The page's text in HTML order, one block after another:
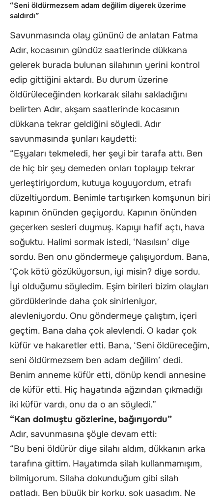
“Seni öldürmezsem adam değilim diyerek üzerime
saldırdı”
Savunmasında olay gününü de anlatan Fatma
Adır, kocasının gündüz saatlerinde dükkana
gelerek burada bulunan silahının yerini kontrol
edip gittiğini aktardı. Bu durum üzerine
öldürüleceğinden korkarak silahı sakladığını
belirten Adır, akşam saatlerinde kocasının
dükkana tekrar geldiğini söyledi. Adır
savunmasında şunları kaydetti:
“Eşyaları tekmeledi, her şeyi bir tarafa attı. Ben
de hiç bir şey demeden onları toplayıp tekrar
yerleştiriyordum, kutuya koyuyordum, etrafı
düzeltiyordum. Benimle tartışırken komşunun biri
kapının önünden geçiyordu. Kapının önünden
geçerken sesleri duymuş. Kapıyı hafif açtı, hava
soğuktu. Halimi sormak istedi, ‘Nasılsın’ diye
sordu. Ben onu göndermeye çalışıyordum. Bana,
‘Çok kötü gözüküyorsun, iyi misin? diye sordu.
İyi olduğumu söyledim. Eşim birileri bizim olayları
gördüklerinde daha çok sinirleniyor,
alevleniyordu. Onu göndermeye çalıştım, içeri
geçtim. Bana daha çok alevlendi. O kadar çok
küfür ve hakaretler etti. Bana, ‘Seni öldüreceğim,
seni öldürmezsem ben adam değilim’ dedi.
Benim anneme küfür etti, dönüp kendi annesine
de küfür etti. Hiç hayatında ağzından çıkmadığı
iki küfür vardı, onu da o an söyledi.”
“Kan dolmuştu gözlerine, bağırıyordu”
Adır, savunmasına şöyle devam etti:
“Bu beni öldürür diye silahı aldım, dükkanın arka
tarafına gittim. Hayatımda silah kullanmamışım,
bilmiyorum. Silaha dokunduğum gibi silah
patladı. Ben büyük bir korku, şok yaşadım. Ne